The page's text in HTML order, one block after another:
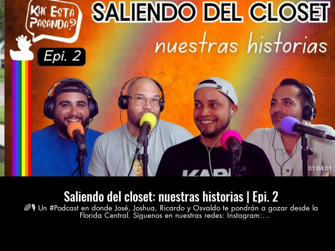
Play Video
01:04:01
Saliendo del closet: nuestras historias | Epi. 2
🌈🎙️ Un #Podcast en donde José, Joshua, Ricardo y Osvaldo te pondrán a gozar desde la
Florida Central. Síguenos en nuestras redes: Instagram:
www.instagram.com/kheestapasandapodcast Puedes enviarnos tus recomendaciones de